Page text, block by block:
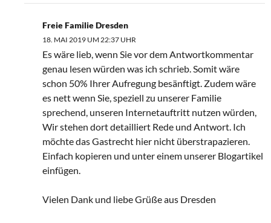
Freie Familie Dresden
18. MAI 2019 UM 22:37 UHR
Es wäre lieb, wenn Sie vor dem Antwortkommentar
genau lesen würden was ich schrieb. Somit wäre
schon 50% Ihrer Aufregung besänftigt. Zudem wäre
es nett wenn Sie, speziell zu unserer Familie
sprechend, unseren Internetauftritt nutzen würden,
Wir stehen dort detailliert Rede und Antwort. Ich
möchte das Gastrecht hier nicht überstrapazieren.
Einfach kopieren und unter einem unserer Blogartikel
einfügen.
Vielen Dank und liebe Grüße aus Dresden